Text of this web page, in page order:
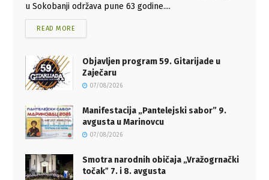
u Sokobanji održava pune 63 godine....
READ MORE
Objavljen program 59. Gitarijade u
Zaječaru
07/08/2026
Manifestacija „Pantelejski sabor” 9.
avgusta u Marinovcu
07/08/2026
Smotra narodnih običaja „Vražogrnački
točakˮ 7. i 8. avgusta